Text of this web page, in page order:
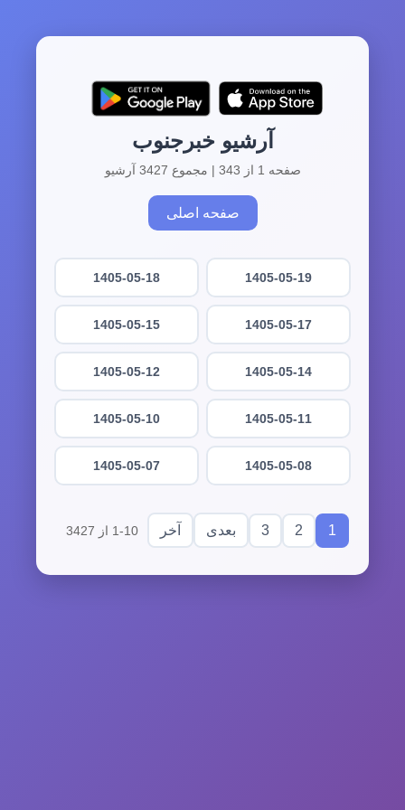
آرشیو خبرجنوب
صفحه 1 از 343 | مجموع 3427 آرشیو
صفحه اصلی
1405-05-19
1405-05-18
1405-05-17
1405-05-15
1405-05-14
1405-05-12
1405-05-11
1405-05-10
1405-05-08
1405-05-07
1
2
3 بعدی آخر 1-10 از 3427